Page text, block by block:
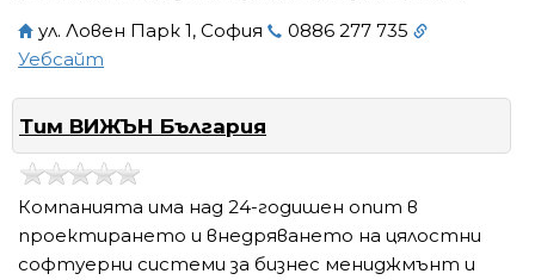
ул. Ловен Парк 1, София
0886 277 735
Уебсайт
Тим ВИЖЪН България
Компанията има над 24-годишен опит в
проектирането и внедряването на цялостни
софтуерни системи за бизнес мениджмънт и